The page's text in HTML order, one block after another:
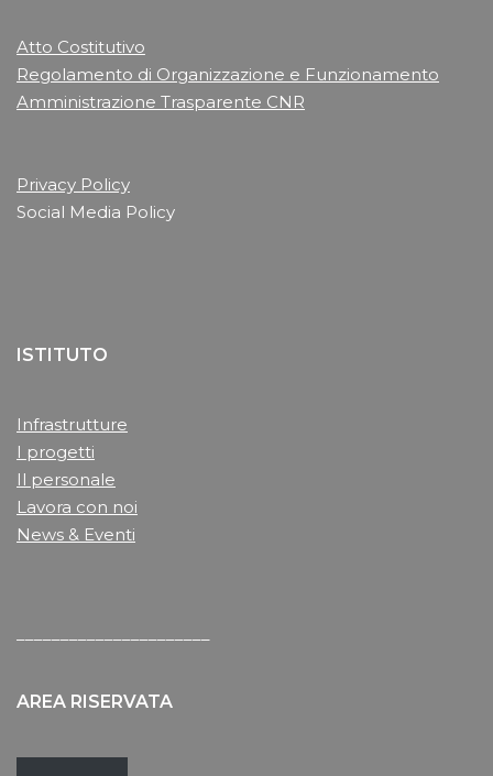
Atto Costitutivo
Regolamento di Organizzazione e Funzionamento
Amministrazione Trasparente CNR
Privacy Policy
Social Media Policy
ISTITUTO
Infrastrutture
I progetti
Il personale
Lavora con noi
News & Eventi
AREA RISERVATA